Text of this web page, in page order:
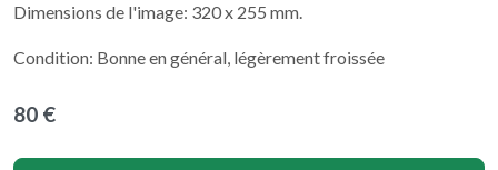
Dimensions de l'image: 320 x 255 mm.
Condition: Bonne en général, légèrement froissée
80 €